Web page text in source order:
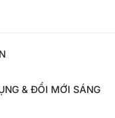
& ĐỔI MỚI SÁNG